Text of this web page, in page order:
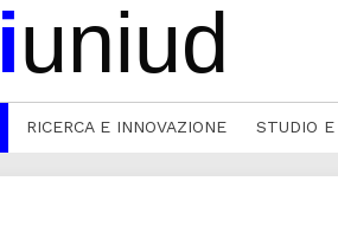
RICERCA E INNOVAZIONE STUDIO E